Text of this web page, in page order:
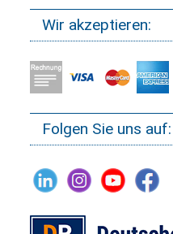
Wir akzeptieren:
Folgen Sie uns auf: